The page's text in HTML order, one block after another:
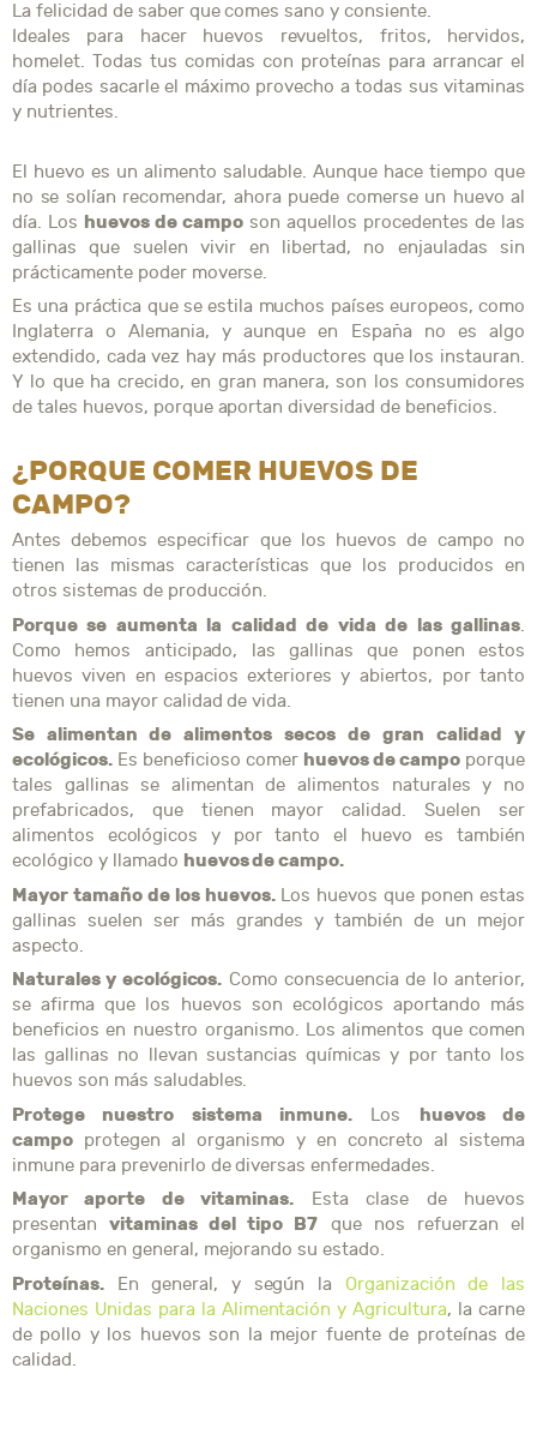
La felicidad de saber que comes sano y consiente.
Ideales para hacer huevos revueltos, fritos, hervidos,
homelet. Todas tus comidas con proteínas para arrancar el
día podes sacarle el máximo provecho a todas sus vitaminas
y nutrientes.
El huevo es un alimento saludable. Aunque hace tiempo que
no se solían recomendar, ahora puede comerse un huevo al
día. Los huevos de campo son aquellos procedentes de las
gallinas que suelen vivir en libertad, no enjauladas sin
prácticamente poder moverse.
Es una práctica que se estila muchos países europeos, como
Inglaterra o Alemania, y aunque en España no es algo
extendido, cada vez hay más productores que los instauran.
Y lo que ha crecido, en gran manera, son los consumidores
de tales huevos, porque aportan diversidad de beneficios.
¿PORQUE COMER HUEVOS DE
CAMPO?
Antes debemos especificar que los huevos de campo no
tienen las mismas características que los producidos en
otros sistemas de producción.
Porque se aumenta la calidad de vida de las gallinas.
Como hemos anticipado, las gallinas que ponen estos
huevos viven en espacios exteriores y abiertos, por tanto
tienen una mayor calidad de vida.
Se alimentan de alimentos secos de gran calidad y
ecológicos.Es beneficioso comer huevos de campoporque
tales gallinas se alimentan de alimentos naturales y no
prefabricados, que tienen mayor calidad. Suelen ser
alimentos ecológicos y por tanto el huevo es también
ecológico y llamado huevos de campo.
Mayor tamaño de los huevos.Los huevos que ponen estas
gallinas suelen ser más grandes y también de un mejor
aspecto.
Naturales y ecológicos. Como consecuencia de lo anterior,
se afirma que los huevos son ecológicos aportando más
beneficios en nuestro organismo. Los alimentos que comen
las gallinas no llevan sustancias químicas y por tanto los
huevos son más saludables.
Protege nuestro sistema inmune.Los huevos de
campoprotegen al organismo y en concreto al sistema
inmune para prevenirlo de diversas enfermedades.
Mayor aporte de vitaminas. Esta clase de huevos
presentanvitaminas del tipo B7 que nos refuerzan el
organismo en general, mejorando su estado.
Proteínas.En general, y según la Organización de las
Naciones Unidas para la Alimentación y Agricultura, la carne
de pollo y los huevos son la mejor fuente de proteínas de
calidad.